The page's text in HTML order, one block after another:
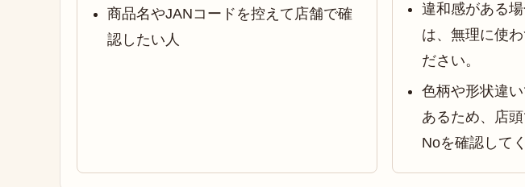
商品名やJANコードを控えて店舗で確
認したい人
違和感がある
は、無理に使
ださい。
色柄や形状違
あるため、店
Noを確認して